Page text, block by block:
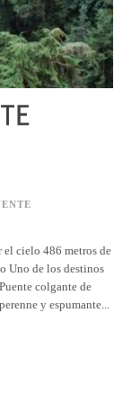
cielo 486 metros de
Uno de los destinos
colgante de
y espumante...